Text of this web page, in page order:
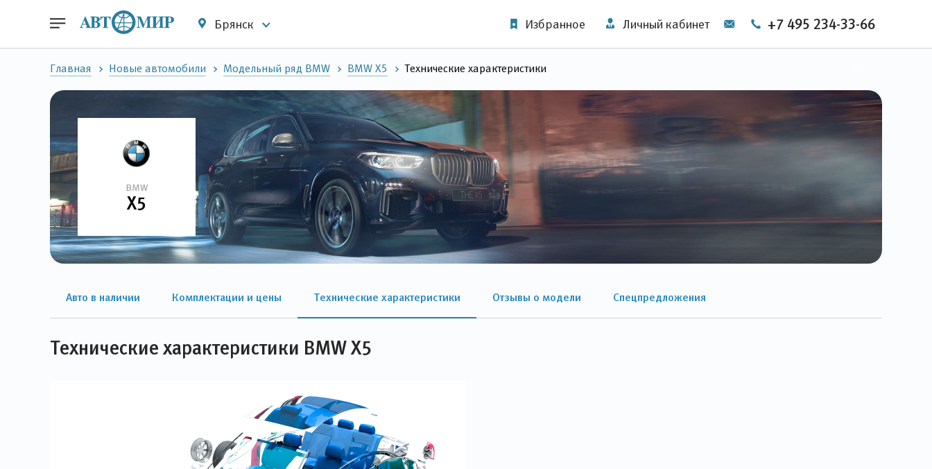
Брянск Избранное Личный кабинет +7 495 234-33-66
Главная Новые автомобили Модельный ряд BMW BMW X5 Технические характеристики
BMW
X5
Авто в наличии Комплектации и цены Технические характеристики Отзывы о модели Спецпредложения
Технические характеристики BMW X5